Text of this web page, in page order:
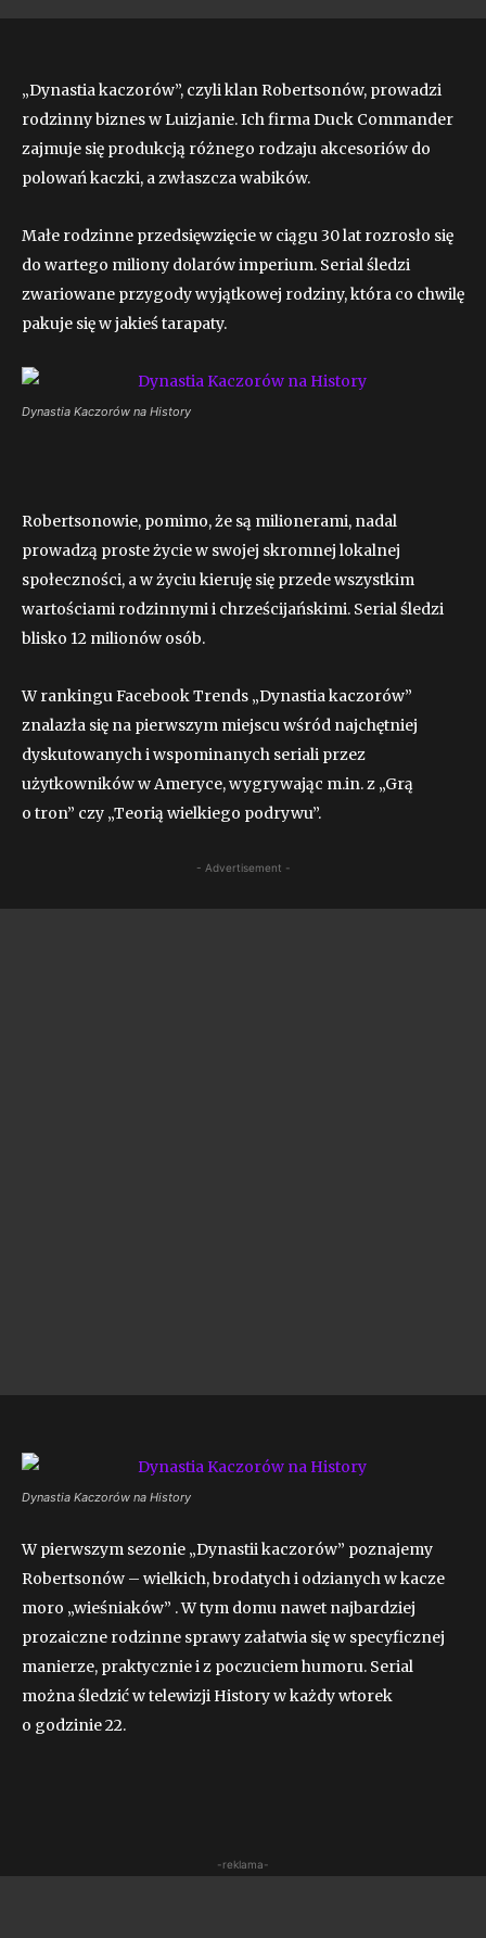
„Dynastia kaczorów”, czyli klan Robertsonów, prowadzi
rodzinny biznes w Luizjanie. Ich firma Duck Commander
zajmuje się produkcją różnego rodzaju akcesoriów do
polowań kaczki, a zwłaszcza wabików.
Małe rodzinne przedsięwzięcie w ciągu 30 lat rozrosło się
do wartego miliony dolarów imperium. Serial śledzi
zwariowane przygody wyjątkowej rodziny, która co chwilę
pakuje się w jakieś tarapaty.
Dynastia Kaczorów na History
Robertsonowie, pomimo, że są milionerami, nadal
prowadzą proste życie w swojej skromnej lokalnej
społeczności, a w życiu kieruję się przede wszystkim
wartościami rodzinnymi i chrześcijańskimi. Serial śledzi
blisko 12 milionów osób.
W rankingu Facebook Trends „Dynastia kaczorów”
znalazła się na pierwszym miejscu wśród najchętniej
dyskutowanych i wspominanych seriali przez
użytkowników w Ameryce, wygrywając m.in. z „Grą
o tron” czy „Teorią wielkiego podrywu”.
- Advertisement -
Dynastia Kaczorów na History
W pierwszym sezonie „Dynastii kaczorów” poznajemy
Robertsonów – wielkich, brodatych i odzianych w kacze
moro „wieśniaków” . W tym domu nawet najbardziej
prozaiczne rodzinne sprawy załatwia się w specyficznej
manierze, praktycznie i z poczuciem humoru. Serial
można śledzić w telewizji History w każdy wtorek
o godzinie 22.
-reklama-